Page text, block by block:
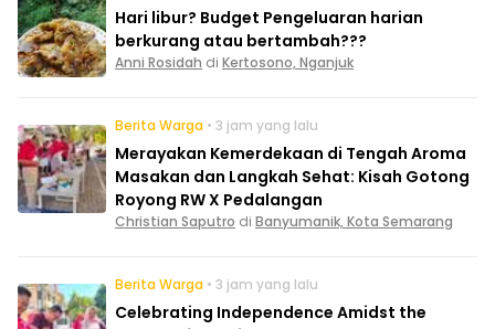
Hari libur? Budget Pengeluaran harian
berkurang atau bertambah???
Anni Rosidah di Kertosono, Nganjuk
Berita Warga • 3 jam yang lalu
Merayakan Kemerdekaan di Tengah Aroma
Masakan dan Langkah Sehat: Kisah Gotong
Royong RW X Pedalangan
Christian Saputro di Banyumanik, Kota Semarang
Berita Warga • 3 jam yang lalu
Celebrating Independence Amidst the